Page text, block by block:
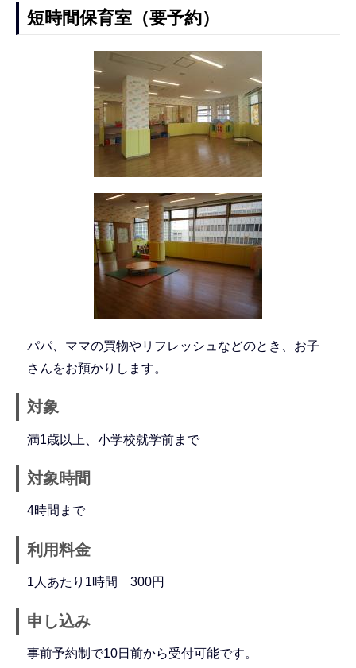
短時間保育室（要予約）
パパ、ママの買物やリフレッシュなどのとき、お子
さんをお預かりします。
対象
満1歳以上、小学校就学前まで
対象時間
4時間まで
利用料金
1人あたり1時間 300円
申し込み
事前予約制で10日前から受付可能です。